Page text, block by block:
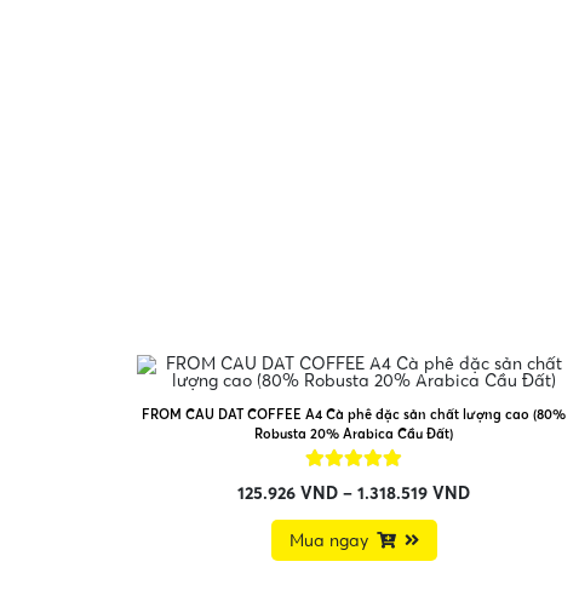
FROM CAU DAT COFFEE A4 Cà phê đặc sản chất lượng cao (80%
Robusta 20% Arabica Cầu Đất)
125.926 VND –1.318.519 VND
Mua ngay